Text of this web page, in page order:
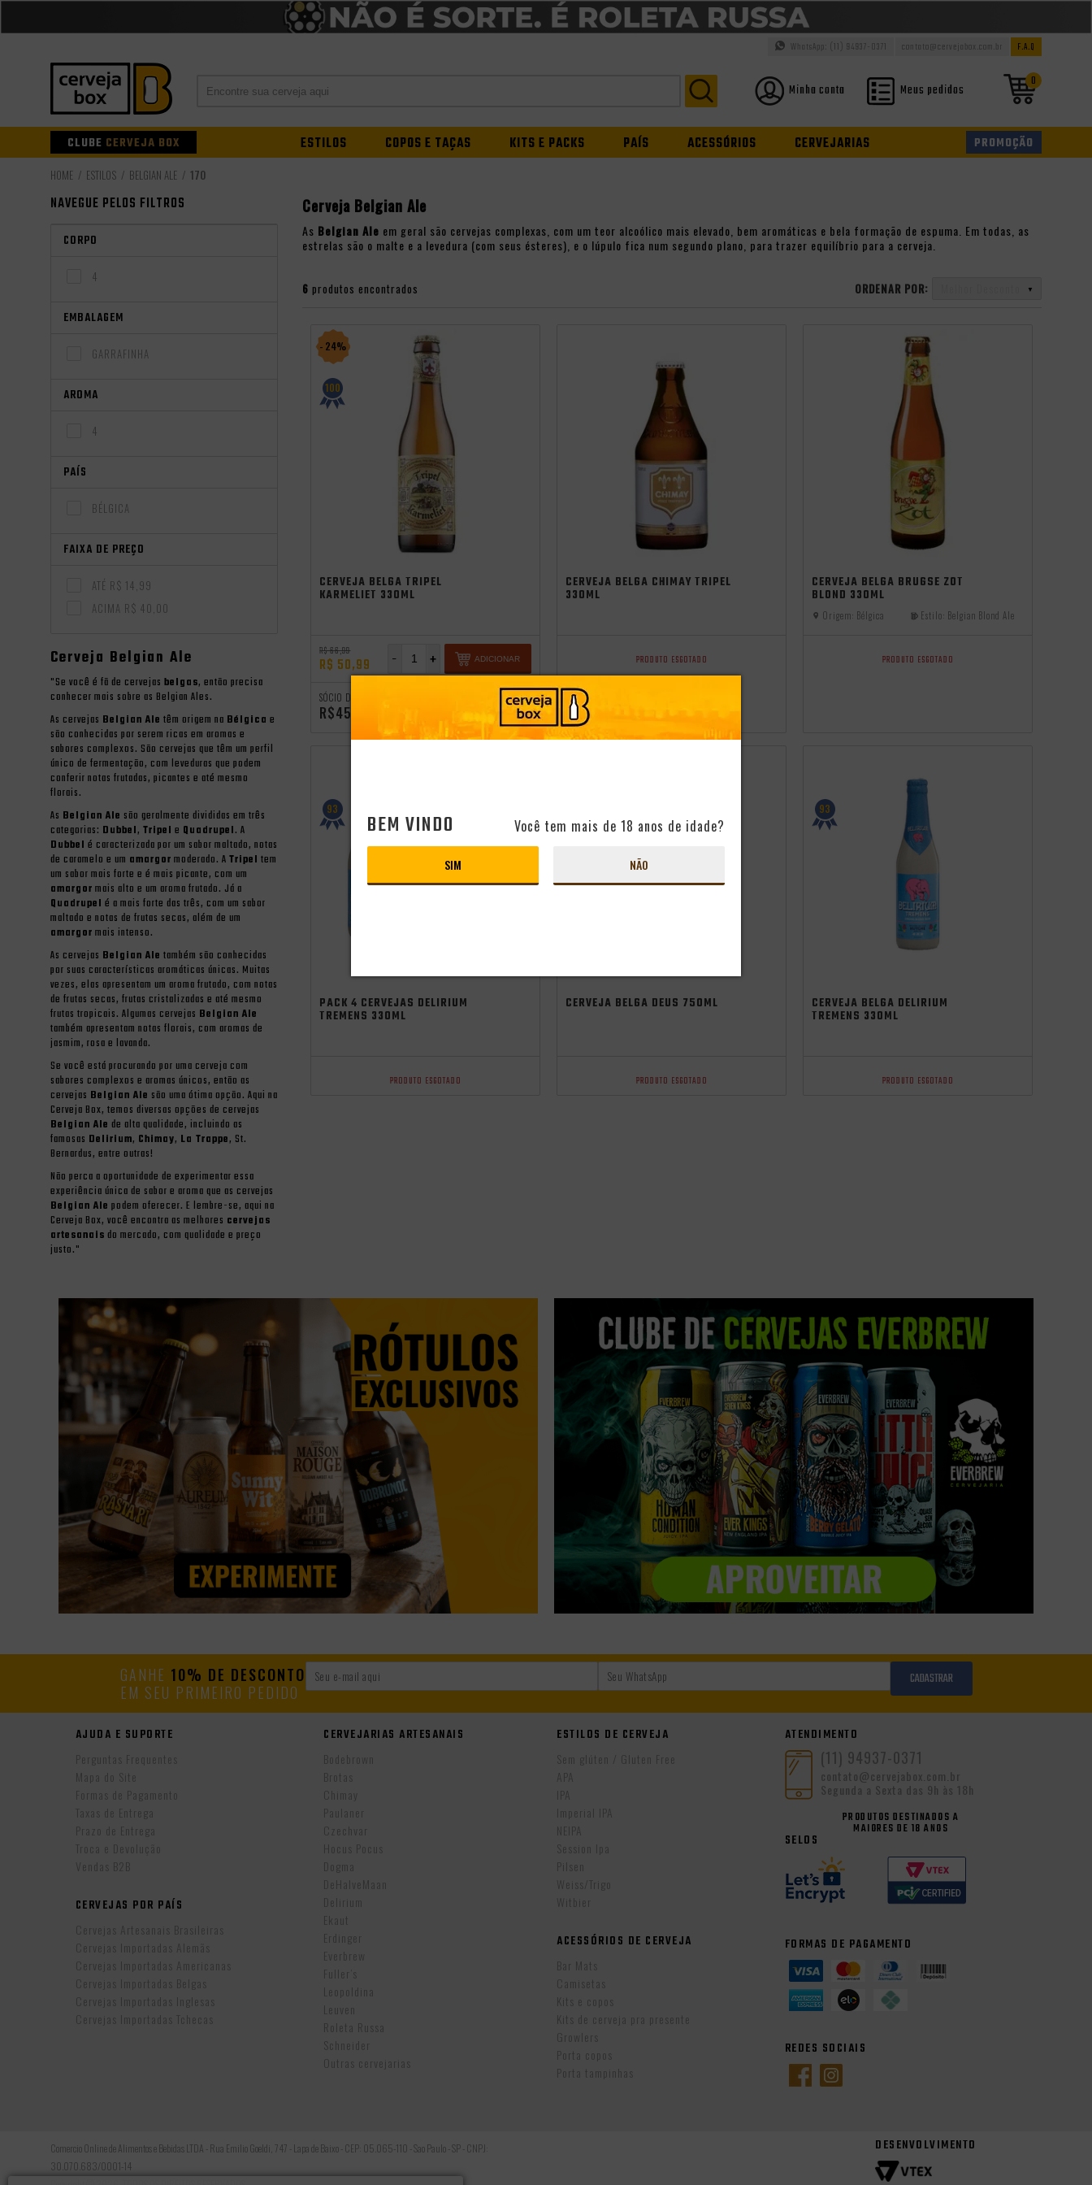
F.A.Q
contato@cervejabox.com.br
WhatsApp: (11) 94937-0371
0
Minha conta Meus pedidos
CLUBE CERVEJA BOX ESTILOS COPOS E TAÇAS KITS E PACKS PAÍS ACESSÓRIOS CERVEJARIAS PROMOÇÃO
ESTILOS BELGIAN ALE 170
NAVEGUE PELOS FILTROS
CORPO
4
EMBALAGEM
GARRAFINHA
AROMA
4
PAÍS
BÉLGICA
FAIXA DE PREÇO
ATÉ R$ 14,99
ACIMA R$ 40,00
Cerveja Belgian Ale
"Se você é fã de cervejas belgas, então precisa
conhecer mais sobre as Belgian Ales.
As cervejas Belgian Ale têm origem na Bélgica e
são conhecidas por serem ricas em aromas e
sabores complexos. São cervejas que têm um perfil
único de fermentação, com leveduras que podem
conferir notas frutadas, picantes e até mesmo
florais.
As Belgian Ale são geralmente divididas em três
categorias: Dubbel, Tripel e Quadrupel. A
Dubbel é caracterizada por um sabor maltado, notas
de caramelo e um amargor moderado. A Tripel tem
um sabor mais forte e é mais picante, com um
amargor mais alto e um aroma frutado. Já a
Quadrupel é a mais forte das três, com um sabor
maltado e notas de frutas secas, além de um
amargor mais intenso.
As cervejas Belgian Ale também são conhecidas
por suas características aromáticas únicas. Muitas
vezes, elas apresentam um aroma frutado, com notas
de frutas secas, frutas cristalizadas e até mesmo
frutas tropicais. Algumas cervejas Belgian Ale
também apresentam notas florais, com aromas de
jasmim, rosa e lavanda.
Se você está procurando por uma cerveja com
sabores complexos e aromas únicos, então as
cervejas Belgian Ale são uma ótima opção. Aqui na
Cerveja Box, temos diversas opções de cervejas
Belgian Ale de alta qualidade, incluindo as
famosas Delirium, Chimay, La Trappe, St.
Bernardus, entre outras!
Não perca a oportunidade de experimentar essa
experiência única de sabor e aroma que as cervejas
Belgian Ale podem oferecer. E lembre-se, aqui na
Cerveja Box, você encontra as melhores cervejas
artesanais do mercado, com qualidade e preço
justo."
Cerveja Belgian Ale
As Belgian Ale em geral são cervejas complexas, com um teor alcoólico mais elevado, bem aromáticas e bela formação de espuma. Em todas, as
estrelas são o malte e a levedura (com seus ésteres), e o lúpulo fica num segundo plano, para trazer equilíbrio para a cerveja.
6 produtos encontrados ORDENAR POR:
- 24%
100
CERVEJA BELGA TRIPEL
KARMELIET 330ML
R$ 66,99
R$ 50,99 +
- ADICIONAR
SÓCIO DO CLUBE
R$45,89
CERVEJA BELGA CHIMAY TRIPEL
330ML
PRODUTO ESGOTADO
CERVEJA BELGA BRUGSE ZOT
BLOND 330ML
Origem: Bélgica Estilo: Belgian Blond Ale
PRODUTO ESGOTADO
93
PACK 4 CERVEJAS DELIRIUM
TREMENS 330ML
PRODUTO ESGOTADO
CERVEJA BELGA DEUS 750ML
PRODUTO ESGOTADO
93
CERVEJA BELGA DELIRIUM
TREMENS 330ML
PRODUTO ESGOTADO
GANHE 10% DE DESCONTO
EM SEU PRIMEIRO PEDIDO
CADASTRAR
AJUDA E SUPORTE
Perguntas Frequentes
Mapa do Site
Formas de Pagamento
Taxas de Entrega
Prazo de Entrega
Troca e Devolução
Vendas B2B
CERVEJAS POR PAÍS
Cervejas Artesanais Brasileiras
Cervejas Importadas Alemãs
Cervejas Importadas Americanas
Cervejas Importadas Belgas
Cervejas Importadas Inglesas
Cervejas Importadas Tchecas
CERVEJARIAS ARTESANAIS
Bodebrown
Brotas
Chimay
Paulaner
Czechvar
Hocus Pocus
Dogma
DeHalveMaan
Delirium
Ekaut
Erdinger
Everbrew
Fuller’s
Leopoldina
Leuven
Roleta Russa
Schneider
Outras cervejarias
ESTILOS DE CERVEJA
Sem glúten / Gluten Free
APA
IPA
Imperial IPA
NEIPA
Session Ipa
Pilsen
Weiss/Trigo
Witbier
ACESSÓRIOS DE CERVEJA
Bar Mats
Camisetas
Kits e copos
Kits de cerveja pra presente
Growlers
Porta copos
Porta tampinhas
ATENDIMENTO
(11) 94937-0371
contato@cervejabox.com.br
Segunda a Sexta das 9h às 18h
PRODUTOS DESTINADOS A
MAIORES DE 18 ANOS
SELOS
FORMAS DE PAGAMENTO
REDES SOCIAIS
Comercio Online de Alimentos e Bebidas LTDA - Rua Emilio Goeldi, 747 - Lapa de Baixo - CEP: 05.065-110 - Sao Paulo - SP - CNPJ:
30.070.683/0001-14
DESENVOLVIMENTO
BEM VINDO Você tem mais de 18 anos de idade?
SIM NÃO